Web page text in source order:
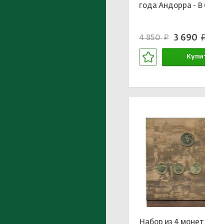
года Андорра - В
4 850руб. 3 690
Набор из 4 монет